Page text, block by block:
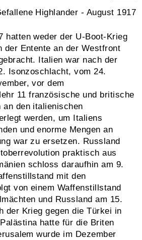
Highlander - August 1917
hatten weder der U-Boot-Krieg
der Entente an der Westfront
Italien war nach der
Isonzoschlacht, vom 24.
vor dem
11 französische und britische
den italienischen
werden, um Italiens
und enorme Mengen an
war zu ersetzen. Russland
praktisch aus
schloss daraufhin am 9.
mit den
von einem Waffenstillstand
und Russland am 15.
der Krieg gegen die Türkei in
hatte für die Briten
wurde im Dezember